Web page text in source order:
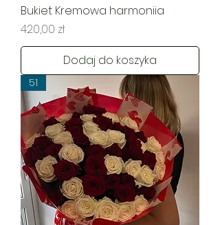
Bukiet Kremowa harmoniia
Cena
420,00 zł
Dodaj do koszyka
51